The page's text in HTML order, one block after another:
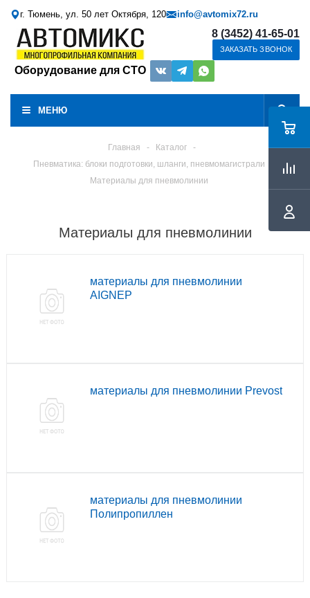
г. Тюмень, ул. 50 лет Октября, 120 info@avtomix72.ru
Оборудование для СТО
8 (3452) 41-65-01
ЗАКАЗАТЬ ЗВОНОК
МЕНЮ
Главная - Каталог
-
Пневматика: блоки подготовки, шланги, пневмомагистрали
Материалы для пневмолинии
Материалы для пневмолинии
материалы для пневмолинии
AIGNEP
материалы для пневмолинии Prevost
материалы для пневмолинии
Полипропиллен